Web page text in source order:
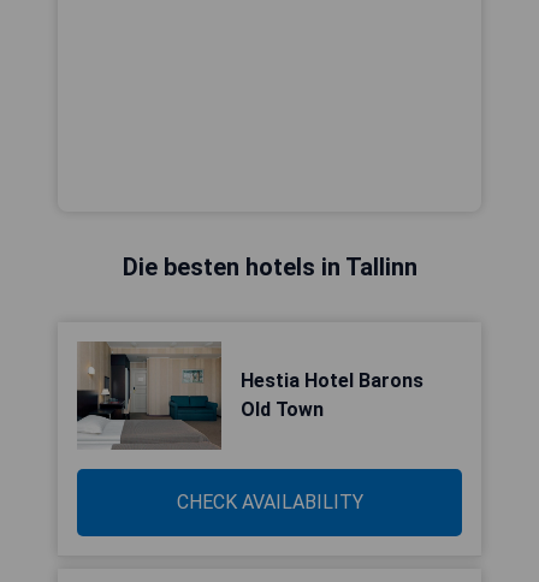
Die besten hotels in Tallinn
Hestia Hotel Barons
Old Town
CHECK AVAILABILITY